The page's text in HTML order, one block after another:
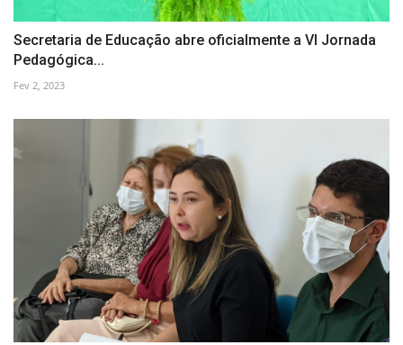
Secretaria de Educação abre oficialmente a VI Jornada
Pedagógica...
Fev 2, 2023